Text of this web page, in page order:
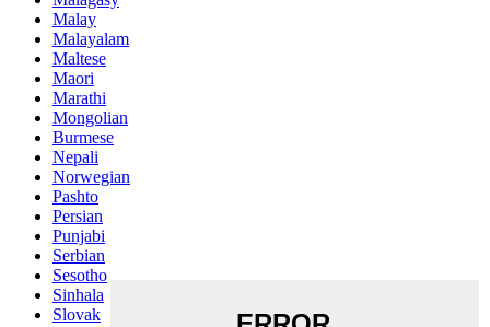
Malay
Malayalam
Maltese
Maori
Marathi
Mongolian
Burmese
Nepali
Norwegian
Pashto
Persian
Punjabi
Serbian
Sesotho
Sinhala
Slovak